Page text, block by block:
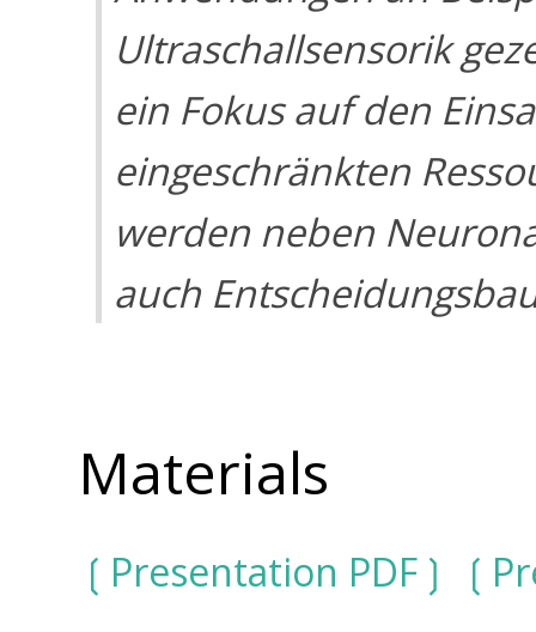
Ultraschallsensorik
ein Fokus auf den
eingeschränkten
werden neben
auch
Materials
Presentation PDF